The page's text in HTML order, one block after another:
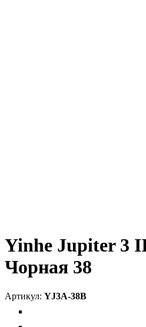
Yinhe Jupiter 3
Чорная 38
YJ3A-38B